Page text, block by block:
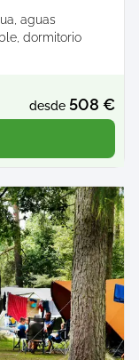
aguas
dormitorio
desde 508 €